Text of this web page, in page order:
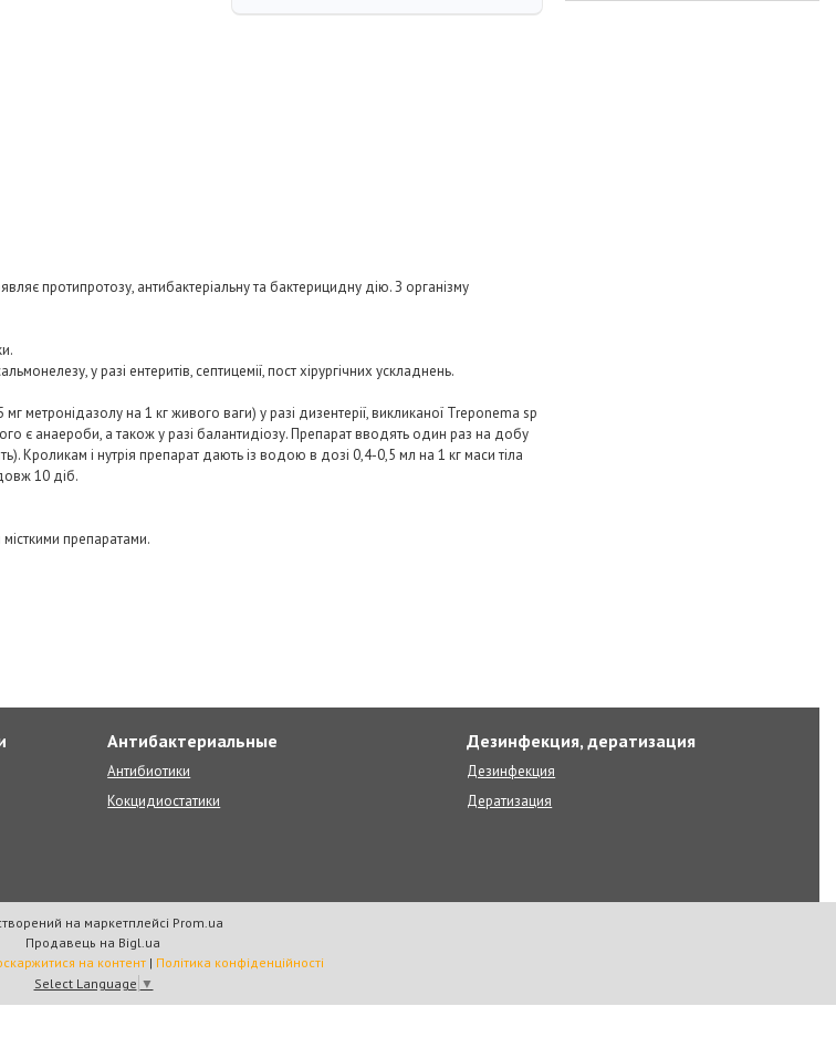
протипротозу, антибактеріальну та бактерицидну дію. З організму
у разі ентеритів, септицемії, пост хірургічних ускладнень.
метронідазолу на 1 кг живого ваги) у разі дизентерії, викликаної Treponema sp
є анаероби, а також у разі балантидіозу. Препарат вводять один раз на добу
Кроликам і нутрія препарат дають із водою в дозі 0,4-0,5 мл на 1 кг маси тіла
10 діб.
препаратами.
Антибактериальные
Антибиотики
Кокцидиостатики
Дезинфекция, дератизация
Дезинфекция
Дератизация
на маркетплейсі Prom.ua
Продавець на Bigl.ua
на контент | Політика конфіденційності
Select Language ▼